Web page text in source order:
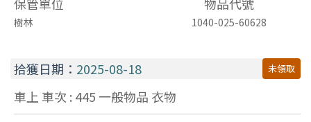
樹林 1040-025-60628
拾獲日期： 2025-08-18 未領取
車上 車次 : 445一般物品 衣物